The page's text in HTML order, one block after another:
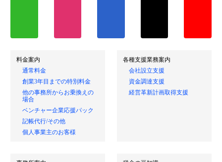
料金案内
通常料金
創業3年目までの特別料金
他の事務所からお乗換えの
場合
ベンチャー企業応援パック
記帳代行/その他
個人事業主のお客様
各種支援業務案内
会社設立支援
資金調達支援
経営革新計画取得支援